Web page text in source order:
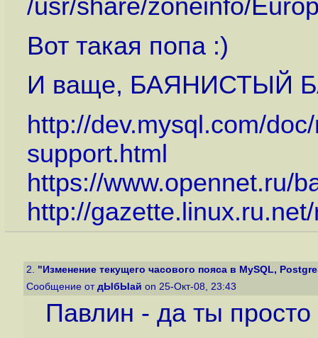
/usr/share/zoneinfo/
Вот такая попа :)
И ваще, БАЯНИСТЫЙ
http://dev.mysql.com/
support.html
https://www.opennet.ru/
http://
2. "Изменение текущего часового пояса в MySQL,
Сообщение от дЫбЫай on 25-Окт-08, 23:43
Павлин - да ты